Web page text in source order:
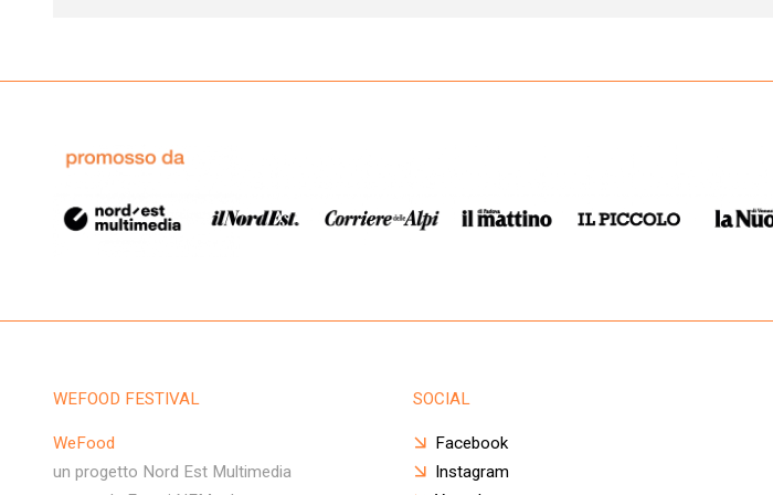
WEFOOD FESTIVAL
WeFood
un progetto Nord Est Multimedia
SOCIAL
Facebook
Instagram